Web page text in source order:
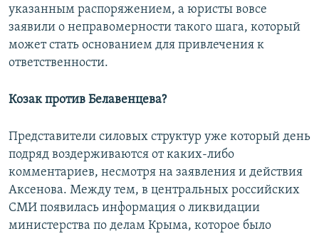
указанным распоряжением, а юристы вовсе
заявили о неправомерности такого шага, который
может стать основанием для привлечения к
ответственности.
Козак против Белавенцева?
Представители силовых структур уже который день
подряд воздерживаются от каких-либо
комментариев, несмотря на заявления и действия
Аксенова. Между тем, в центральных российских
СМИ появилась информация о ликвидации
министерства по делам Крыма, которое было